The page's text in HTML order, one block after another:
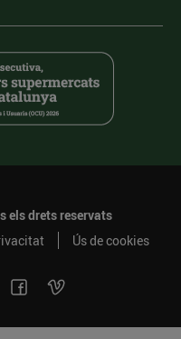
els drets reservats
Ús de cookies